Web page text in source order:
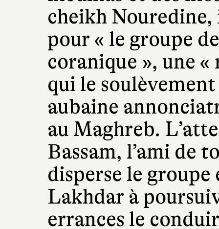
cheikh
pour « le groupe
coranique », une
qui le
aubaine
au Maghreb.
Bassam, l’ami de
disperse le
Lakhdar à
errances le